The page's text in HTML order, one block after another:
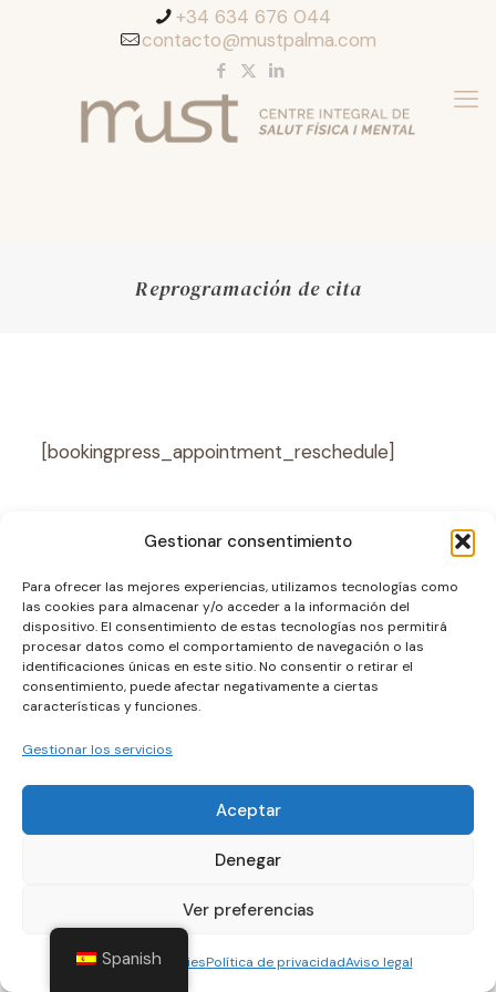
Gestionar consentimiento
Para ofrecer las mejores experiencias, utilizamos tecnologías como
las cookies para almacenar y/o acceder a la información del
dispositivo. El consentimiento de estas tecnologías nos permitirá
procesar datos como el comportamiento de navegación o las
identificaciones únicas en este sitio. No consentir o retirar el
consentimiento, puede afectar negativamente a ciertas
características y funciones.
Gestionar los servicios
Aceptar
Denegar
Ver preferencias
Política de cookiesPolítica de privacidadAviso legal
+34 634 676 044
contacto@mustpalma.com
Reprogramación de cita
[bookingpress_appointment_reschedule]
© 2026 catalinacalafat.com. Todos los derechos
reservados.
Spanish